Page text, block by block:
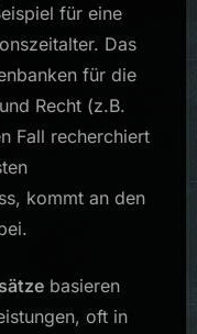
für eine
Das
für die
Recht (z.B.
Fall recherchiert
kommt an den
basieren
oft in